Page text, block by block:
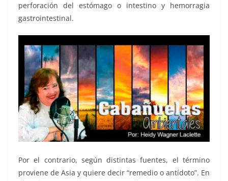
perforación del estómago o intestino y hemorragia
gastrointestinal.
Por el contrario, según distintas fuentes, el término
proviene de Asia y quiere decir “remedio o antídoto”. En